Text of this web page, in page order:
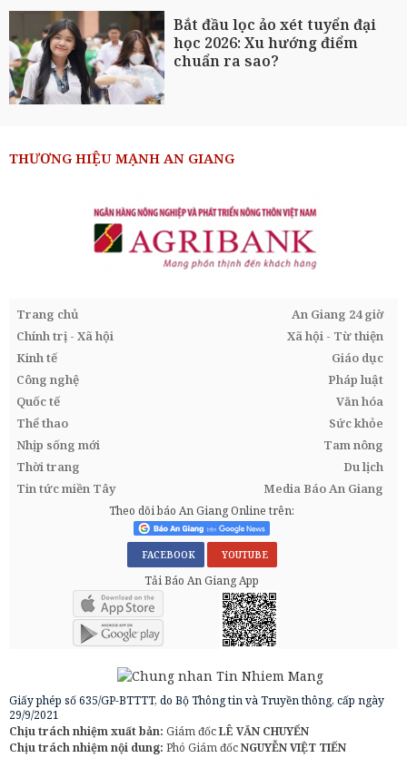
Bắt đầu lọc ảo xét tuyển đại
học 2026: Xu hướng điểm
chuẩn ra sao?
THƯƠNG HIỆU MẠNH AN GIANG
Trang chủ
An Giang 24 giờ
Chính trị - Xã hội
Xã hội - Từ thiện
Kinh tế
Giáo dục
Công nghệ
Pháp luật
Quốc tế
Văn hóa
Thể thao
Sức khỏe
Nhịp sống mới
Tam nông
Thời trang
Du lịch
Tin tức miền Tây
Media Báo An Giang
Theo dõi báo An Giang Online trên:
FACEBOOK YOUTUBE
Tải Báo An Giang App
Giấy phép số 635/GP-BTTTT, do Bộ Thông tin và Truyền thông, cấp ngày
29/9/2021
Chịu trách nhiệm xuất bản: Giám đốcLÊ VĂN CHUYỂN
Chịu trách nhiệm nội dung: Phó Giám đốcNGUYỄN VIỆT TIẾN